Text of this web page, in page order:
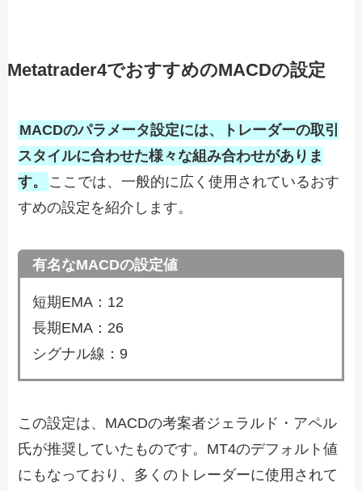
Metatrader4でおすすめのMACDの設定
MACDのパラメータ設定には、トレーダーの取引
スタイルに合わせた様々な組み合わせがありま
す。
ここでは、一般的に広く使用されているおす
すめの設定を紹介します。
有名なMACDの設定値
短期EMA：12
長期EMA：26
シグナル線：9
この設定は、MACDの考案者ジェラルド・アペル
氏が推奨していたものです。MT4のデフォルト値
にもなっており、多くのトレーダーに使用されて